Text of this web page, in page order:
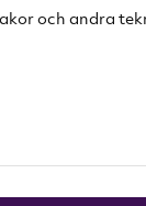
och andra
av
Detta
Tiden
Meddela oss